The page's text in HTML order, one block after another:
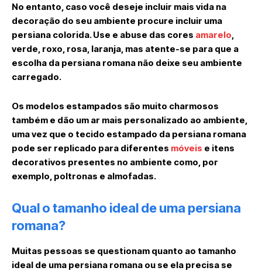
No entanto, caso você deseje incluir mais vida na
decoração do seu ambiente procure incluir uma
persiana colorida. Use e abuse das cores amarelo
verde, roxo, rosa, laranja, mas atente-se para que a
escolha da persiana romana não deixe seu ambiente
carregado.
Os modelos estampados são muito charmosos
também e dão um ar mais personalizado ao ambiente,
uma vez que o tecido estampado da persiana romana
pode ser replicado para diferentes móveis e itens
decorativos presentes no ambiente como, por
exemplo, poltronas e almofadas.
Qual o tamanho ideal de uma persiana
romana?
Muitas pessoas se questionam quanto ao tamanho
ideal de uma persiana romana ou se ela precisa se